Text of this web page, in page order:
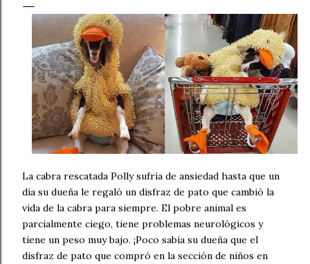
La cabra rescatada Polly sufría de ansiedad hasta que un
día su dueña le regaló un disfraz de pato que cambió la
vida de la cabra para siempre. El pobre animal es
parcialmente ciego, tiene problemas neurológicos y
tiene un peso muy bajo. ¡Poco sabía su dueña que el
disfraz de pato que compró en la sección de niños en